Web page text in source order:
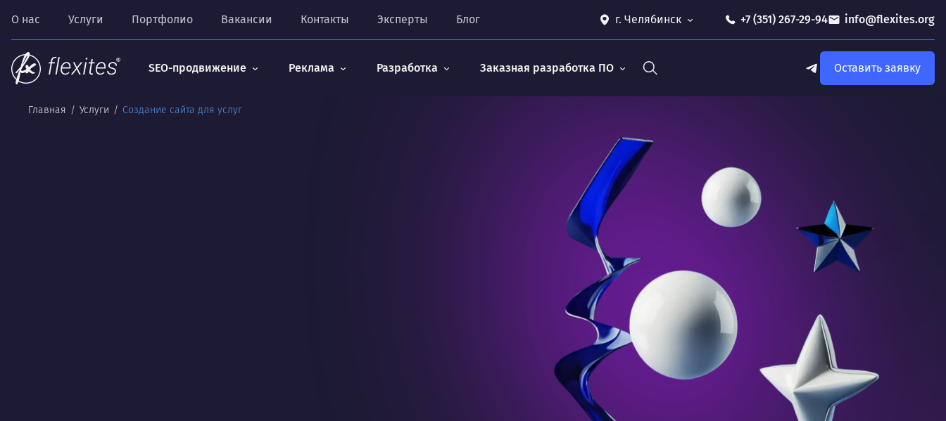
О нас Услуги Портфолио Вакансии Контакты Эксперты Блог г. Челябинск +7 (351) 267-29-94 info@flexites.org
SEO-продвижение Реклама Разработка Заказная разработка ПО Оставить заявку
Главная Услуги Создание сайта для услуг